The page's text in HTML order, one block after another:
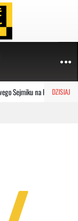
DZISIAJ
Sejmiku na Pomorzu.